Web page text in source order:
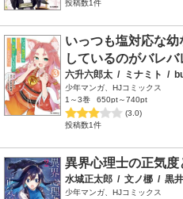
投稿数1件
いっつも塩対応な
しているのがバレバ
六升六郎太 / ミナミト /
少年マンガ、HJコミックス
1～3巻
650pt～740pt
(3.0)
投稿数1件
異界心理士の正気度
水城正太郎 / 文ノ梛 / 黒
少年マンガ、HJコミックス